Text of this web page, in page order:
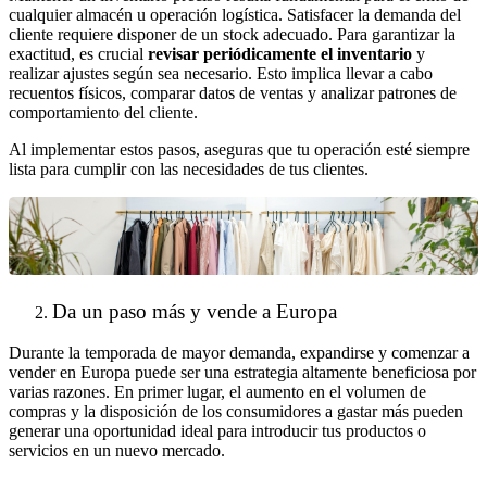
cualquier almacén u operación logística. Satisfacer la demanda del
cliente requiere disponer de un stock adecuado. Para garantizar la
exactitud, es crucial revisar periódicamente el inventario y
realizar ajustes según sea necesario. Esto implica llevar a cabo
recuentos físicos, comparar datos de ventas y analizar patrones de
comportamiento del cliente.
Al implementar estos pasos, aseguras que tu operación esté siempre
lista para cumplir con las necesidades de tus clientes.
Da un paso más y vende a Europa
Durante la temporada de mayor demanda, expandirse y comenzar a
vender en Europa puede ser una estrategia altamente beneficiosa por
varias razones. En primer lugar, el aumento en el volumen de
compras y la disposición de los consumidores a gastar más pueden
generar una oportunidad ideal para introducir tus productos o
servicios en un nuevo mercado.